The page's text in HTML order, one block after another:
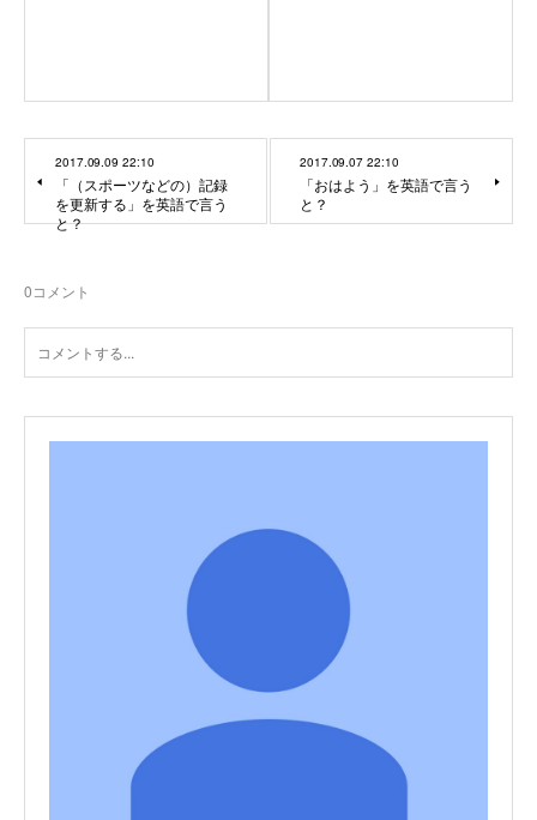
2017.09.09 22:10
「（スポーツなどの）記録
を更新する」を英語で言う
と？
2017.09.07 22:10
「おはよう」を英語で言う
と？
0コメント